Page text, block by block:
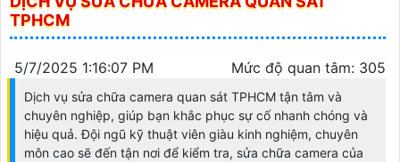
TPHCM
5/7/2025 1:16:07 PM Mức độ quan tâm: 305
Dịch vụ sửa chữa camera quan sát TPHCM tận tâm và
chuyên nghiệp, giúp bạn khắc phục sự cố nhanh chóng và
hiệu quả. Đội ngũ kỹ thuật viên giàu kinh nghiệm, chuyên
môn cao sẽ đến tận nơi để kiểm tra, sửa chữa camera của